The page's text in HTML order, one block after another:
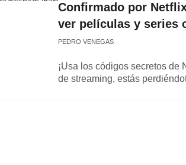
Confirmado por
ver películas y series
PEDRO VENEGAS
¡Usa los códigos secretos de
de streaming, estás